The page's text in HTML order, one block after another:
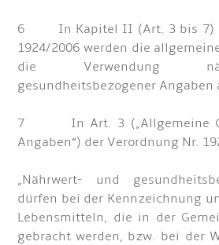
6 In Kapitel II (Art. 3 bis 7)
1924/2006 werden die
die Verwendung
gesundheitsbezogener Angaben
7 In Art. 3 („Allgemeine
Angaben“) der Verordnung Nr.
„Nährwert- und
dürfen bei der Kennzeichnung
Lebensmitteln, die in der
gebracht werden, bzw. bei der